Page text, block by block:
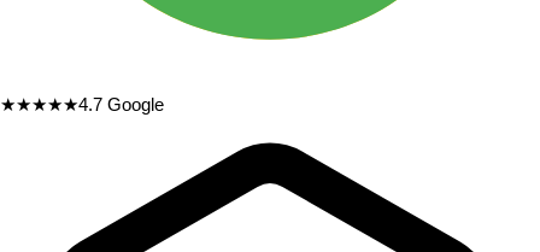
★★★★★4.7 Google